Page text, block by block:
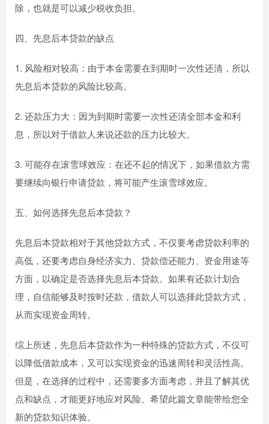
除，也就是可以减少税收负担。
四、先息后本贷款的缺点
1. 风险相对较高：由于本金需要在到期时一次性还清，所以
先息后本贷款的风险比较高。
2. 还款压力大：因为到期时需要一次性还清全部本金和利
息，所以对于借款人来说还款的压力比较大。
3. 可能存在滚雪球效应：在还不起的情况下，如果借款方需
要继续向银行申请贷款，将可能产生滚雪球效应。
五、如何选择先息后本贷款？
先息后本贷款相对于其他贷款方式，不仅要考虑贷款利率的
高低，还要考虑自身经济实力、贷款偿还能力、资金用途等
方面，以确定是否选择先息后本贷款。如果有还款计划合
理，自信能够及时按时还款，借款人可以选择此贷款方式，
从而实现资金周转。
综上所述，先息后本贷款作为一种特殊的贷款方式，不仅可
以降低借款成本，又可以实现资金的迅速周转和灵活性高。
但是，在选择的过程中，还需要多方面考虑，并且了解其优
点和缺点，才能更好地应对风险。希望此篇文章能带给您全
新的贷款知识体验。